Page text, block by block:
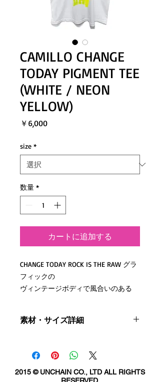
CAMILLO CHANGE
TODAY PIGMENT TEE
(WHITE / NEON
YELLOW)
￥6,000価
size *
数量 *
カートに追加する
CHANGE TODAY ROCK IS THE RAW グラ
フィックの
ヴィンテージボディで風合いのある
ト大
トな質感と染めの雰囲気が
これからのシーズンにピッタリな1枚
素材・サイズ詳細
S:着丈68cm 身幅44cm 裄丈41cm
M:着丈71cm 身幅50cm 裄丈45cm
2015 © UNCHAIN CO., LTD ALL RIGHTS